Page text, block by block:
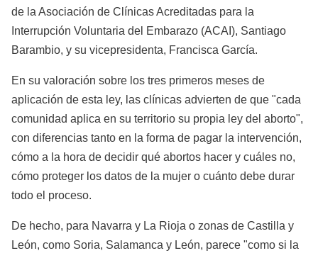
de la Asociación de Clínicas Acreditadas para la
Interrupción Voluntaria del Embarazo (ACAI), Santiago
Barambio, y su vicepresidenta, Francisca García.
En su valoración sobre los tres primeros meses de
aplicación de esta ley, las clínicas advierten de que "cada
comunidad aplica en su territorio su propia ley del aborto",
con diferencias tanto en la forma de pagar la intervención,
cómo a la hora de decidir qué abortos hacer y cuáles no,
cómo proteger los datos de la mujer o cuánto debe durar
todo el proceso.
De hecho, para Navarra y La Rioja o zonas de Castilla y
León, como Soria, Salamanca y León, parece "como si la